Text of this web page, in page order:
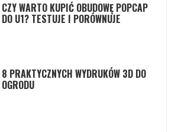
CZY WARTO KUPIĆ OBUDOWĘ POPCAP
DO U1? TESTUJE I PORÓWNUJE
8 PRAKTYCZNYCH WYDRUKÓW 3D DO
OGRODU